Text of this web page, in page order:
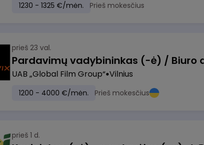
1230 - 1325 €/mėn. Prieš mokesčius
prieš 23 val.
UAB „Global Film Group“ Vilnius
1200 - 4000 €/mėn. Prieš mokesčius
prieš 1 d.